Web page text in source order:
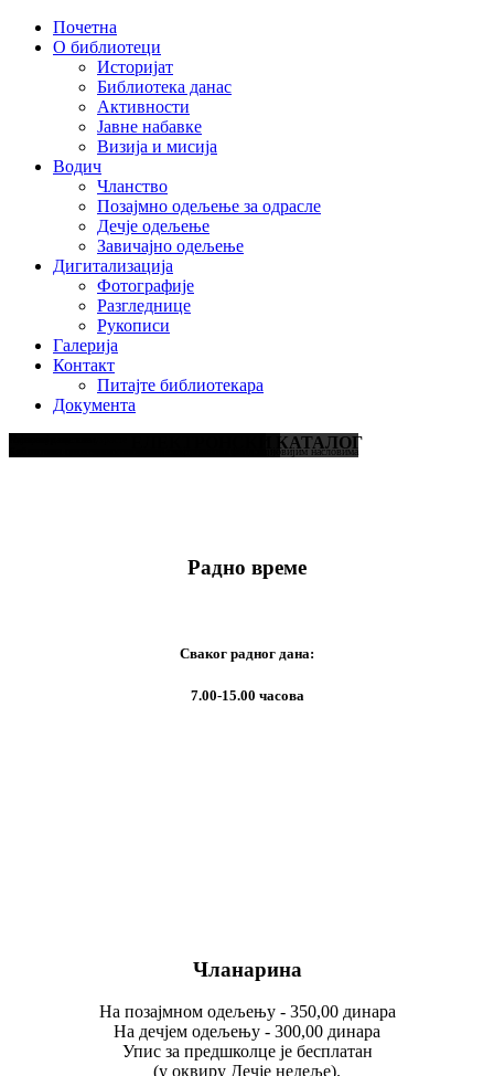
Почетна
О библиотеци
Историјат
Библиотека данас
Активности
Јавне набавке
Визија и мисија
Водич
Чланство
Позајмно одељење за одрасле
Дечје одељење
Завичајно одељење
Дигитализација
Фотографије
Разгледнице
Рукописи
Галерија
Контакт
Питајте библиотекара
Документа
Библиотека интензивно попуњава свој књижни фонд најновијим насловима
ЕЛЕКТРОНСКИ КАТАЛОГ
Радно време
Сваког радног дана:
7.00-15.00 часова
Чланарина
На позајмном одељењу - 350,00 динара
На дечјем одељењу - 300,00 динара
Упис за предшколце је бесплатан
(у оквиру Дечје недеље).